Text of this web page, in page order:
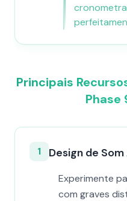
Principais
Phase
1 Design de
Experimente
com graves